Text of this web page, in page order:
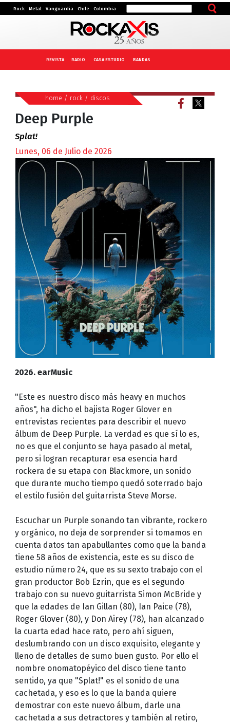
Rock Metal Vanguardia Chile Colombia
REVISTA RADIO CASA ESTUDIO BANDAS
home / rock/ discos
Deep Purple
Splat!
Lunes, 06 de Julio de 2026
2026. earMusic
"Este es nuestro disco más heavy en muchos
años", ha dicho el bajista Roger Glover en
entrevistas recientes para describir el nuevo
álbum de Deep Purple. La verdad es que sí lo es,
no es que el conjunto se haya pasado al metal,
pero si logran recapturar esa esencia hard
rockera de su etapa con Blackmore, un sonido
que durante mucho tiempo quedó soterrado bajo
el estilo fusión del guitarrista Steve Morse.
Escuchar un Purple sonando tan vibrante, rockero
y orgánico, no deja de sorprender si tomamos en
cuenta datos tan apabullantes como que la banda
tiene 58 años de existencia, este es su disco de
estudio número 24, que es su sexto trabajo con el
gran productor Bob Ezrin, que es el segundo
trabajo con su nuevo guitarrista Simon McBride y
que la edades de Ian Gillan (80), Ian Paice (78),
Roger Glover (80), y Don Airey (78), han alcanzado
la cuarta edad hace rato, pero ahí siguen,
deslumbrando con un disco exquisito, elegante y
lleno de detalles de sumo buen gusto. Por ello el
nombre onomatopéyico del disco tiene tanto
sentido, ya que "Splat!" es el sonido de una
cachetada, y eso es lo que la banda quiere
demostrar con este nuevo álbum, darle una
cachetada a sus detractores y también al retiro,